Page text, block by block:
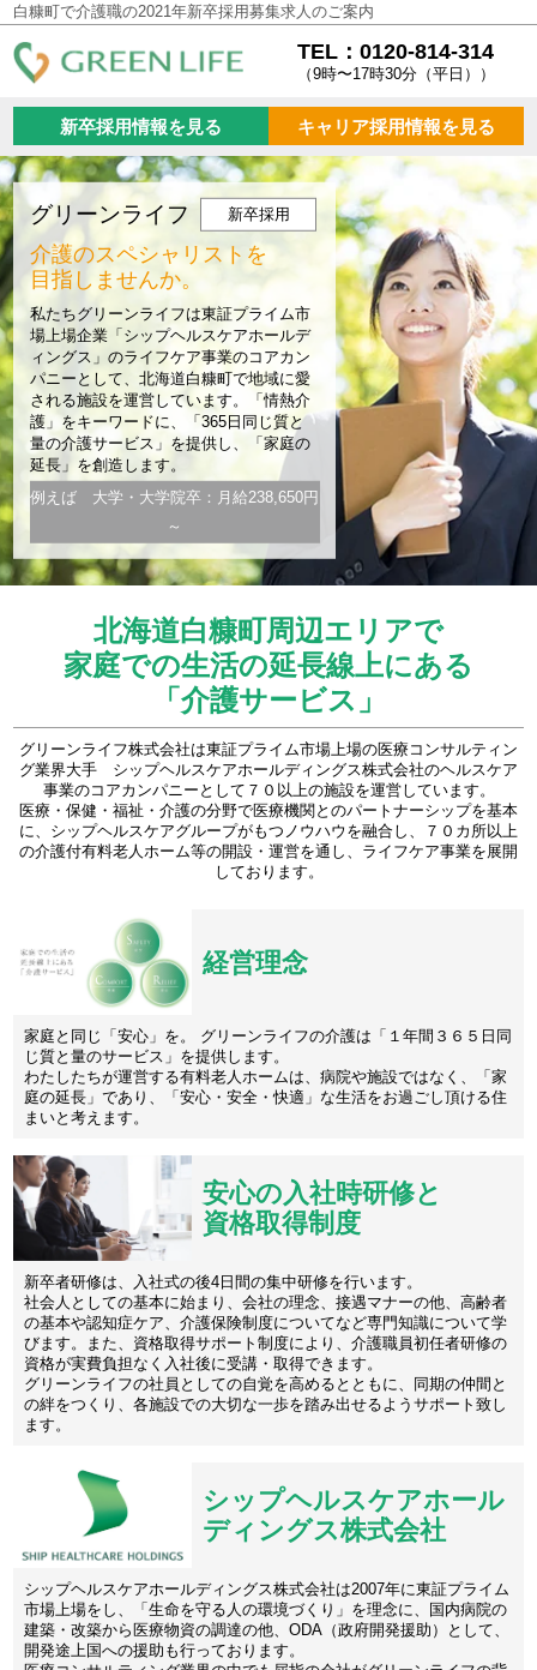
白糠町で介護職の2021年新卒採用募集求人のご案内
TEL：0120-814-314
（9時〜17時30分（平日））
新卒採用情報を見る キャリア採用情報を見る
グリーンライフ 新卒採用
介護のスペシャリストを
目指しませんか。
私たちグリーンライフは東証プライム市
場上場企業「シップヘルスケアホールデ
ィングス」のライフケア事業のコアカン
パニーとして、北海道白糠町で地域に愛
される施設を運営しています。「情熱介
護」をキーワードに、「365日同じ質と
量の介護サービス」を提供し、「家庭の
延長」を創造します。
例えば 大学・大学院卒：月給238,650円
～
北海道白糠町周辺エリアで
家庭での生活の延長線上にある
「介護サービス」
グリーンライフ株式会社は東証プライム市場上場の医療コンサルティン
グ業界大手 シップヘルスケアホールディングス株式会社のヘルスケア
事業のコアカンパニーとして７０以上の施設を運営しています。
医療・保健・福祉・介護の分野で医療機関とのパートナーシップを基本
に、シップヘルスケアグループがもつノウハウを融合し、７０カ所以上
の介護付有料老人ホーム等の開設・運営を通し、ライフケア事業を展開
しております。
経営理念
家庭と同じ「安心」を。 グリーンライフの介護は「１年間３６５日同
じ質と量のサービス」を提供します。
わたしたちが運営する有料老人ホームは、病院や施設ではなく、「家
庭の延長」であり、「安心・安全・快適」な生活をお過ごし頂ける住
まいと考えます。
安心の入社時研修と
資格取得制度
新卒者研修は、入社式の後4日間の集中研修を行います。
社会人としての基本に始まり、会社の理念、接遇マナーの他、高齢者
の基本や認知症ケア、介護保険制度についてなど専門知識について学
びます。また、資格取得サポート制度により、介護職員初任者研修の
資格が実費負担なく入社後に受講・取得できます。
グリーンライフの社員としての自覚を高めるとともに、同期の仲間と
の絆をつくり、各施設での大切な一歩を踏み出せるようサポート致し
ます。
シップヘルスケアホール
ディングス株式会社
シップヘルスケアホールディングス株式会社は2007年に東証プライム
市場上場をし、「生命を守る人の環境づくり」を理念に、国内病院の
建築・改築から医療物資の調達の他、ODA（政府開発援助）として、
開発途上国への援助も行っております。